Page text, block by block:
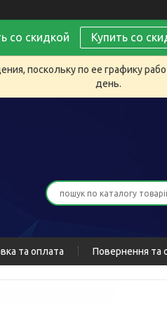
со скидкой Купить со
поскольку по ее графику
день.
та оплата Повернення та